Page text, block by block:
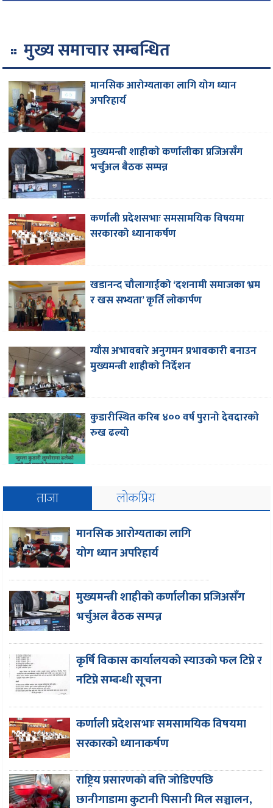
मुख्य समाचार सम्बन्धित
मानसिक आरोग्यताका लागि योग ध्यान
अपरिहार्य
मुख्यमन्त्री शाहीकाे कर्णालीका प्रजिअसँग
भर्चुअल बैठक सम्पन्न
कर्णाली प्रदेशसभाः समसामयिक विषयमा
सरकारको ध्यानाकर्षण
खडानन्द चौलागाईको ‘दशनामी समाजका भ्रम
र खस सभ्यता’ कृर्ति लाेकार्पण
ग्याँस अभावबारे अनुगमन प्रभावकारी बनाउन
मुख्यमन्त्री शाहीको निर्देशन
कुडारीस्थित करिब ४०० वर्ष पुरानो देवदारको
रुख ढल्यो
ताजा लोकप्रिय
मानसिक आरोग्यताका लागि
योग ध्यान अपरिहार्य
मुख्यमन्त्री शाहीकाे कर्णालीका प्रजिअसँग
भर्चुअल बैठक सम्पन्न
कृर्षि विकास कार्यालयकाे स्याउकाे फल टिप्ने र
नटिप्ने सम्बन्धी सूचना
कर्णाली प्रदेशसभाः समसामयिक विषयमा
सरकारको ध्यानाकर्षण
राष्ट्रिय प्रसारणकाे बत्ति जाेडिएपछि
छानीगाडामा कुटानी पिसानी मिल सञ्चालन,